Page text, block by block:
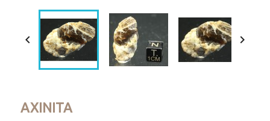
 
AXINITA